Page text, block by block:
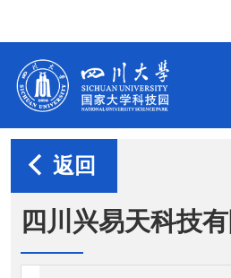
返回
四川兴易天科技